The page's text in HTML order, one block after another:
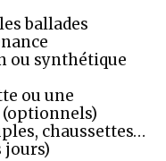
ballades
ou synthétique
ou une
chaussettes…
jours)